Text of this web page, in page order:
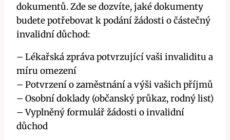
dokumentů. Zde se dozvíte, jaké dokumenty
budete potřebovat k podání žádosti o částečný
invalidní důchod:
– Lékařská zpráva potvrzující vaši invaliditu a
míru omezení
– Potvrzení o zaměstnání a výši vašich příjmů
– Osobní doklady (občanský průkaz, rodný list)
– Vyplněný formulář žádosti o invalidní
důchod